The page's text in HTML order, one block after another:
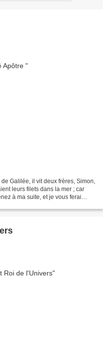
Galilée, il vit deux frères, Simon,
leurs filets dans la mer ; car
à ma suite, et je vous ferai